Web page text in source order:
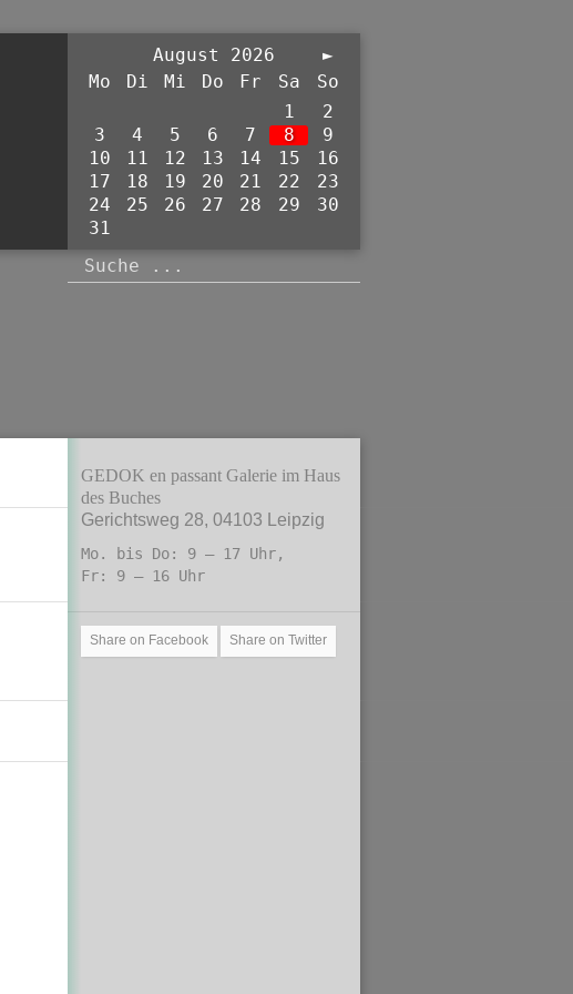
►
August 2026
Mo
Di Mi Do Fr Sa
So
1
2
3
4 5 6 7 8
9
10
11 12 13 14 15
16
17
18 19 20 21 22
23
24
25 26 27 28 29
30
31
GEDOK en passant Galerie im Haus
des Buches
Gerichtsweg 28, 04103 Leipzig
Mo. bis Do: 9 – 17 Uhr,
Fr: 9 – 16 Uhr
Share on Facebook Share on Twitter